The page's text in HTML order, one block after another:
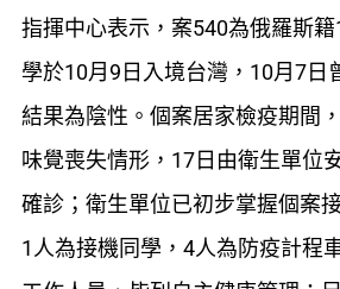
指揮中心表示，案540為俄羅斯
學於10月9日入境台灣，10月7日
結果為陰性。個案居家檢疫期間
味覺喪失情形，17日由衛生單位
確診；衛生單位已初步掌握個案
1人為接機同學，4人為防疫計程